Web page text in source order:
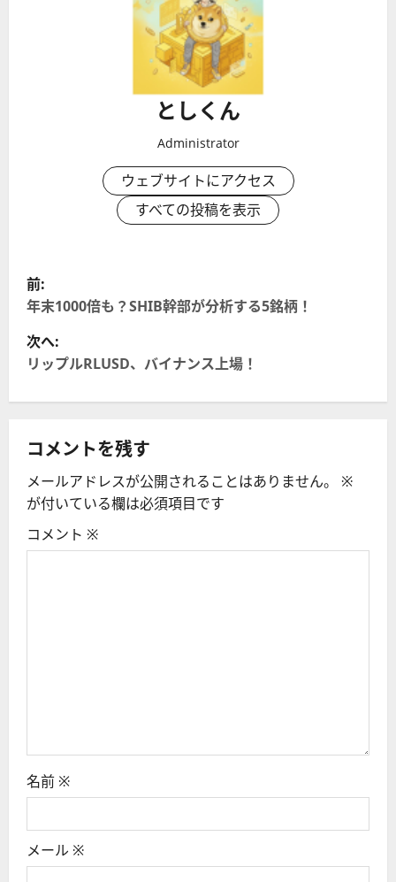
としくん
Administrator
ウェブサイトにアクセス
すべての投稿を表示
投
稿
ナ
ー
シ
ョ
前:
年末1000倍も？SHIB幹部が分析する5銘柄！
次へ:
リップルRLUSD、バイナンス上場！
コメントを残す
メールアドレスが公開されることはありません。
※
が付いている欄は必須項目です
コメント ※
名前 ※
メール ※